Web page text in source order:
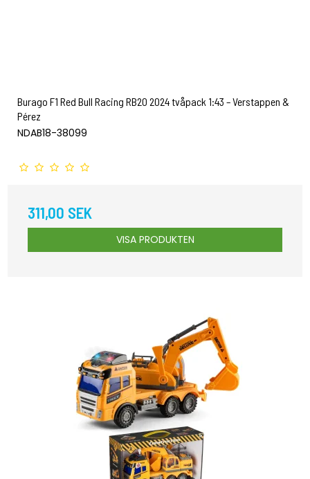
Burago F1 Red Bull Racing RB20 2024 tvåpack 1:43 – Verstappen &
Pérez
NDAB18-38099
311,00 SEK
VISA PRODUKTEN